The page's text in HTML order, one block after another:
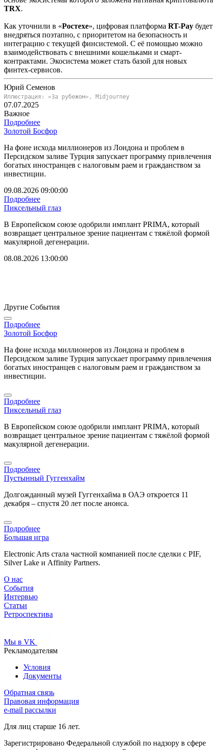
TRX.
Как уточнили в «Ростехе», цифровая платформа RT-Pay будет
внедряться поэтапно, с приоритетом на безопасность и
интеграцию с текущей финсистемой. С её помощью можно
взаимодействовать с внешними кошельками и смарт-
контрактами. Экосистема может стать базой для новых
финтех-сервисов.
Юрий Семенов
Иллюстрация: «За рубежом», Midjourney
07.07.2025
Важное
Подробнее
Золотой Босфор
На фоне исхода миллионеров из Лондона и проблем в
Персидском заливе Турция запускает программу привлечения
богатых иностранцев с налоговым раем и гражданством за
инвестиции.
09.08.2026 09:00:00
Подробнее
Пиксельный глаз
В Европейском союзе одобрили имплант PRIMA, который
возвращает центральное зрение пациентам с тяжёлой формой
макулярной дегенерации.
08.08.2026 13:00:00
Другие События
Подробнее
Золотой Босфор
На фоне исхода миллионеров из Лондона и проблем в
Персидском заливе Турция запускает программу привлечения
богатых иностранцев с налоговым раем и гражданством за
инвестиции.
Подробнее
Пиксельный глаз
В Европейском союзе одобрили имплант PRIMA, который
возвращает центральное зрение пациентам с тяжёлой формой
макулярной дегенерации.
Подробнее
Пустынный Гуггенхайм
Долгожданный музей Гуггенхайма в ОАЭ откроется 11
декабря – спустя 20 лет после анонса.
Подробнее
Большая игра
Electronic Arts стала частной компанией после сделки с PIF,
Silver Lake и Affinity Partners.
О нас
События
Интервью
Статьи
Ретроспектива
Мы в VK
Рекламодателям
Условия
Документы
Обратная связь
Правовая информация
e-mail рассылки
Для лиц старше 16 лет.
Зарегистрировано Федеральной службой по надзору в сфере